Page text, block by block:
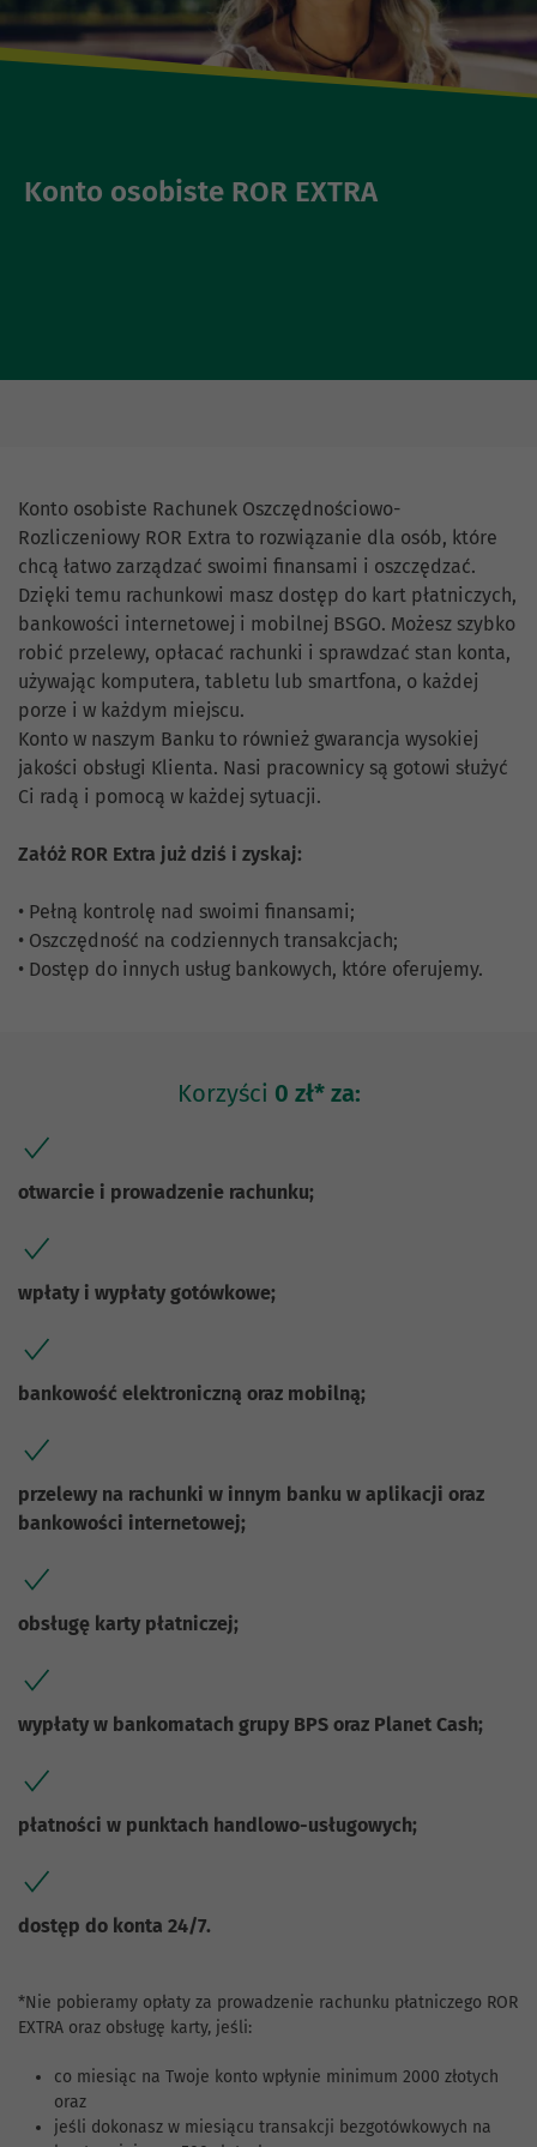
Konto osobiste ROR EXTRA
Konto osobiste Rachunek Oszczędnościowo-
Rozliczeniowy ROR Extra to rozwiązanie dla osób, które
chcą łatwo zarządzać swoimi finansami i oszczędzać.
Dzięki temu rachunkowi masz dostęp do kart płatniczych,
bankowości internetowej i mobilnej BSGO. Możesz szybko
robić przelewy, opłacać rachunki i sprawdzać stan konta,
używając komputera, tabletu lub smartfona, o każdej
porze i w każdym miejscu.
Konto w naszym Banku to również gwarancja wysokiej
jakości obsługi Klienta. Nasi pracownicy są gotowi służyć
Ci radą i pomocą w każdej sytuacji.
Załóż ROR Extra już dziś i zyskaj:
• Pełną kontrolę nad swoimi finansami;
• Oszczędność na codziennych transakcjach;
• Dostęp do innych usług bankowych, które oferujemy.
Korzyści 0 zł* za:
otwarcie i prowadzenie rachunku;
wpłaty i wypłaty gotówkowe;
bankowość elektroniczną oraz mobilną;
przelewy na rachunki w innym banku w aplikacji oraz
bankowości internetowej;
obsługę karty płatniczej;
wypłaty w bankomatach grupy BPS oraz Planet Cash;
płatności w punktach handlowo-usługowych;
dostęp do konta 24/7.
*Nie pobieramy opłaty za prowadzenie rachunku płatniczego ROR
EXTRA oraz obsługę karty, jeśli:
co miesiąc na Twoje konto wpłynie minimum 2000 złotych
oraz
jeśli dokonasz w miesiącu transakcji bezgotówkowych na